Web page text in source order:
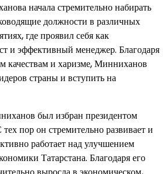
начала стремительно набирать
должности в различных
где проявил себя как
и эффективный менеджер. Благодаря
качествам и харизме, Минниханов
страны и вступить на
был избран президентом
пор он стремительно развивает и
работает над улучшением
Татарстана. Благодаря его